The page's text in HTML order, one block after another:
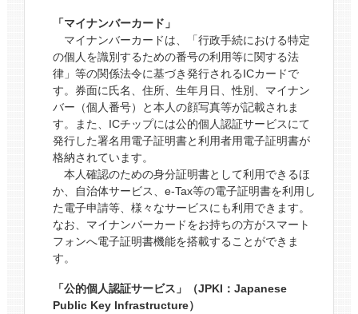
「マイナンバーカード」
マイナンバーカードは、「行政手続における特定
の個人を識別するための番号の利用等に関する法
律」等の関係法令に基づき発行されるICカードで
す。券面に氏名、住所、生年月日、性別、マイナン
バー（個人番号）と本人の顔写真等が記載されま
す。また、ICチップには公的個人認証サービスにて
発行した署名用電子証明書と利用者用電子証明書が
格納されています。
本人確認のための身分証明書として利用できるほ
か、自治体サービス、e‐Tax等の電子証明書を利用し
た電子申請等、様々なサービスにも利用できます。
なお、マイナンバーカードをお持ちの方がスマート
フォンへ電子証明書機能を搭載することができま
す。
「公的個人認証サービス」（JPKI：Japanese
Public Key Infrastructure）